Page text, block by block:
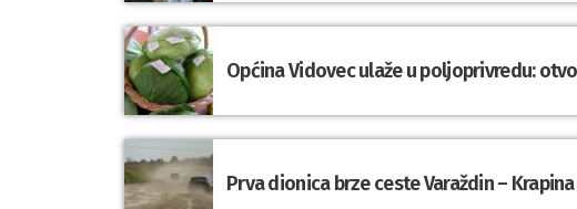
Općina Vidovec ulaže u poljoprivredu:
Prva dionica brze ceste Varaždin –